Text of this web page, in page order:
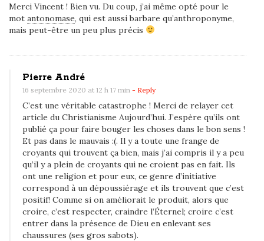
g
e
u
r
»
d
a
n
s
n
o
s
B
Merci Vincent ! Bien vu. Du coup, j’ai même opté pour le
mot antonomase, qui est aussi barbare qu’anthroponyme,
mais peut-être un peu plus précis
Pierre André
16 septembre 2020 at 12 h 17 min - Reply
C’est une véritable catastrophe ! Merci de relayer cet
article du Christianisme Aujourd’hui. J’espère qu’ils ont
publié ça pour faire bouger les choses dans le bon sens !
Et pas dans le mauvais :(. Il y a toute une frange de
croyants qui trouvent ça bien, mais j’ai compris il y a peu
qu’il y a plein de croyants qui ne croient pas en fait. Ils
ont une religion et pour eux, ce genre d’initiative
correspond à un dépoussiérage et ils trouvent que c’est
positif! Comme si on améliorait le produit, alors que
croire, c’est respecter, craindre l’Éternel; croire c’est
entrer dans la présence de Dieu en enlevant ses
chaussures (ses gros sabots).